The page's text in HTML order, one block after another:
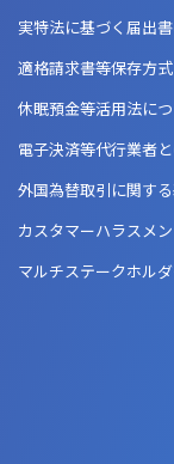
実特法に基づく届出
適格請求書等保存方
休眠預金等活用法に
電子決済等代行業者
外国為替取引に関す
カスタマーハラスメ
マルチステークホル